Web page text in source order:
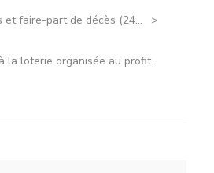
et faire-part de décès (24...
la loterie organisée au profit...